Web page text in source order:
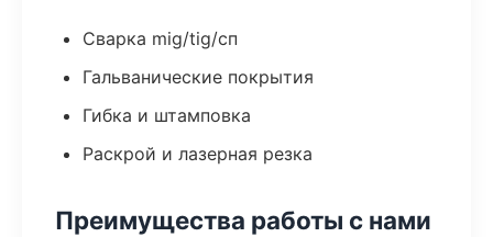
Сварка mig/tig/сп
Гальванические покрытия
Гибка и штамповка
Раскрой и лазерная резка
Преимущества работы с нами